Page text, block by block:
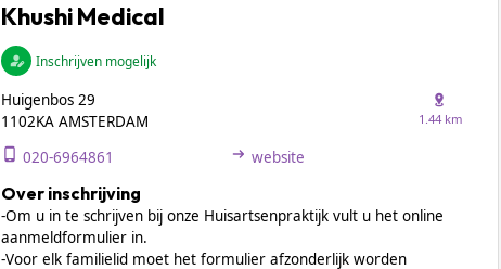
Khushi Medical
Inschrijven mogelijk
Huigenbos 29
1102KA AMSTERDAM
1.44 km
020-6964861 website
Over inschrijving
-Om u in te schrijven bij onze Huisartsenpraktijk vult u het online
aanmeldformulier in.
-Voor elk familielid moet het formulier afzonderlijk worden